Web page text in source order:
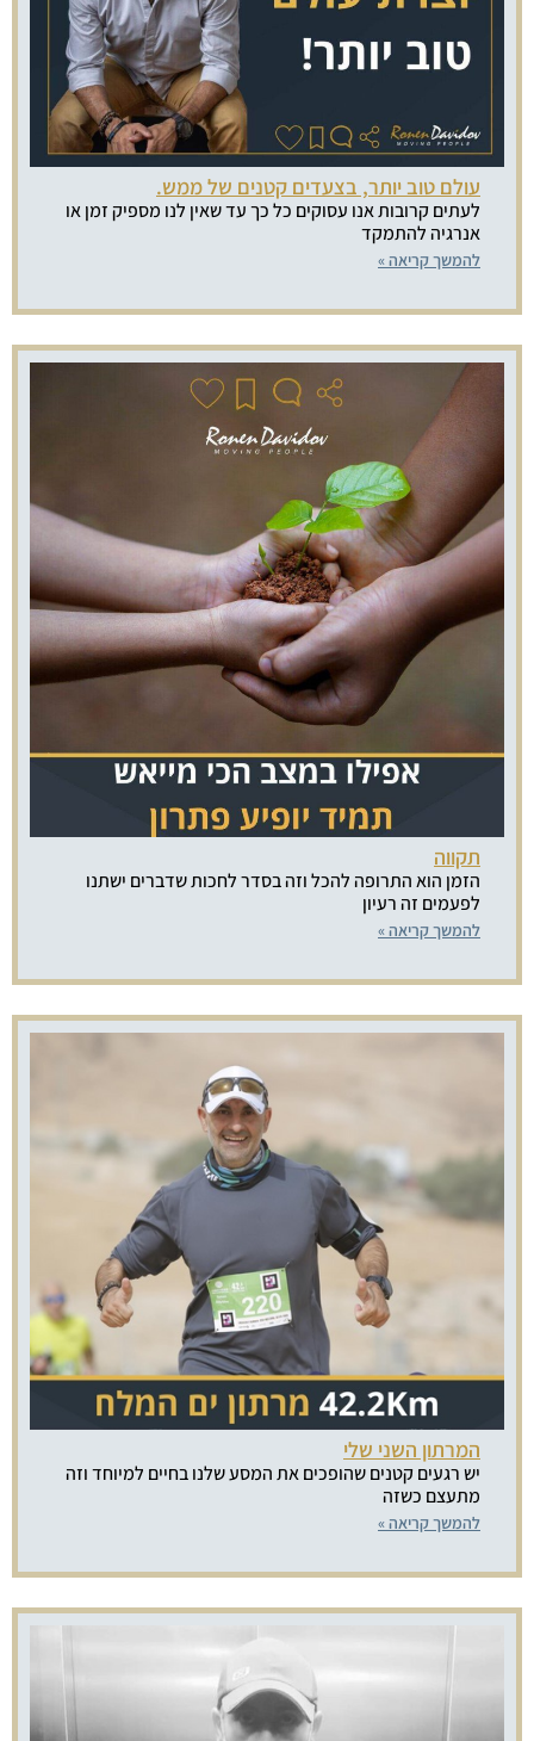
עולם טוב יותר, בצעדים קטנים של ממש.
לעתים קרובות אנו עסוקים כל כך עד שאין לנו מספיק זמן או
אנרגיה להתמקד
להמשך קריאה »
תקווה
הזמן הוא התרופה להכל וזה בסדר לחכות שדברים ישתנו
לפעמים זה רעיון
להמשך קריאה »
המרתון השני שלי
יש רגעים קטנים שהופכים את המסע שלנו בחיים למיוחד וזה
מתעצם כשזה
להמשך קריאה »